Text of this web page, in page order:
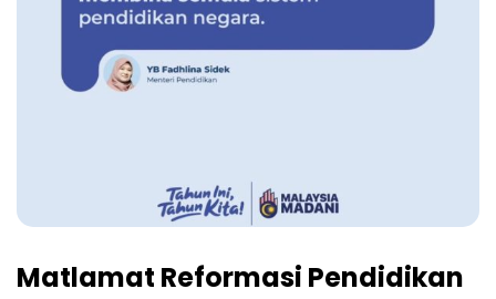
Matlamat Reformasi Pendidikan